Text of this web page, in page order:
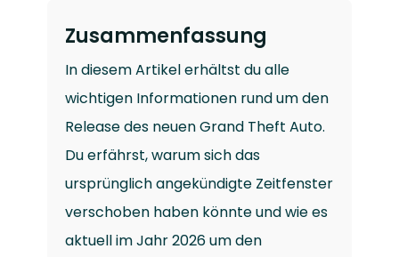
Zusammenfassung
In diesem Artikel erhältst du alle
wichtigen Informationen rund um den
Release des neuen Grand Theft Auto.
Du erfährst, warum sich das
ursprünglich angekündigte Zeitfenster
verschoben haben könnte und wie es
aktuell im Jahr 2026 um den